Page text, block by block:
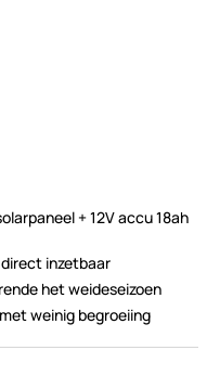
+ 12V accu 18ah
inzetbaar
het weideseizoen
weinig begroeiing